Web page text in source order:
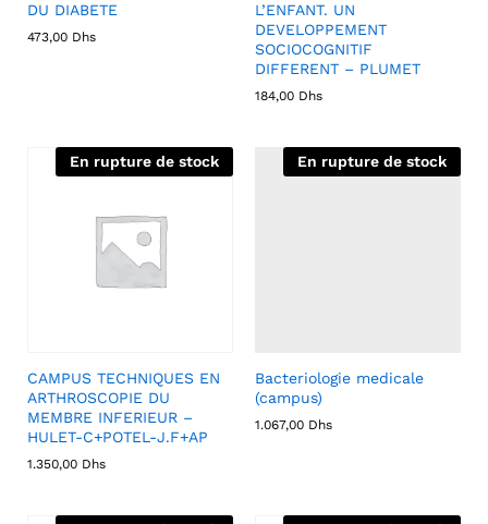
DU DIABETE
473,00 Dhs
L’ENFANT. UN
DEVELOPPEMENT
SOCIOCOGNITIF
DIFFERENT – PLUMET
184,00 Dhs
En rupture de stock
CAMPUS TECHNIQUES EN
ARTHROSCOPIE DU
MEMBRE INFERIEUR –
HULET-C+POTEL-J.F+AP
1.350,00 Dhs
En rupture de stock
Bacteriologie medicale
(campus)
1.067,00 Dhs